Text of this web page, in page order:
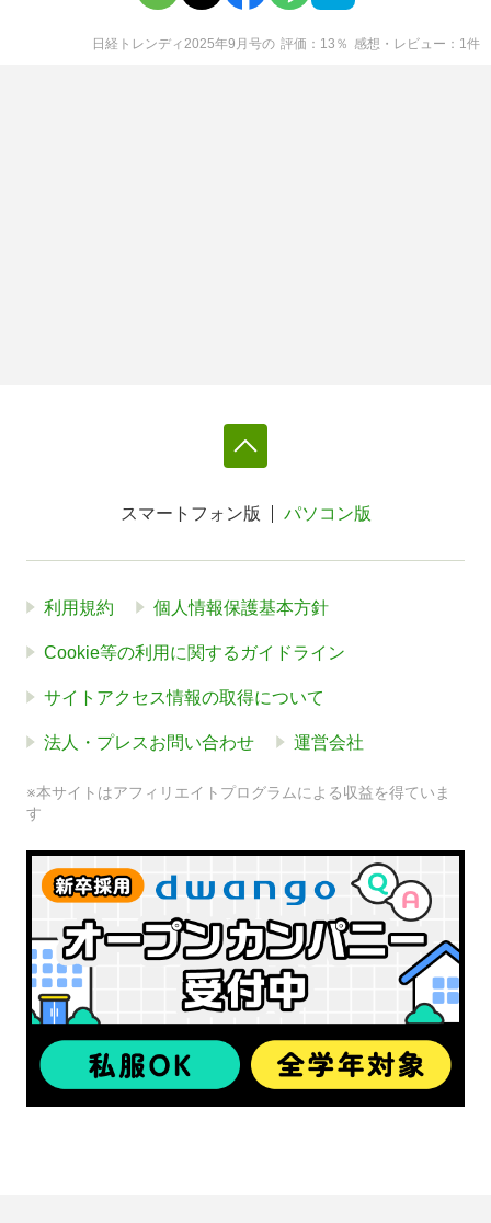
日経トレンディ2025年9月号の 評価 13 ％ 感想・レビュー 1件
スマートフォン版 パソコン版
利用規約 個人情報保護基本方針
Cookie等の利用に関するガイドライン
サイトアクセス情報の取得について
法人・プレスお問い合わせ 運営会社
※本サイトはアフィリエイトプログラムによる収益を得ていま
す